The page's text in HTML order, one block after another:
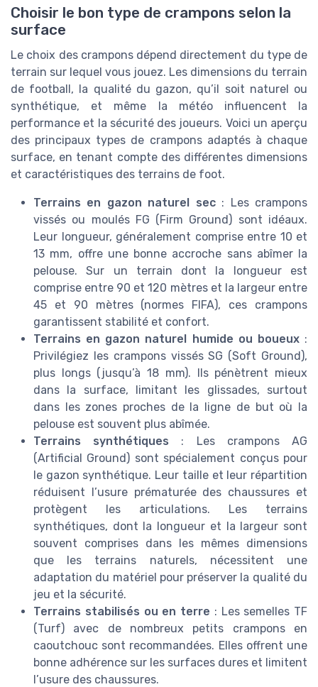
Choisir le bon type de crampons selon la
surface
Le choix des crampons dépend directement du type de
terrain sur lequel vous jouez. Les dimensions du terrain
de football, la qualité du gazon, qu’il soit naturel ou
synthétique, et même la météo influencent la
performance et la sécurité des joueurs. Voici un aperçu
des principaux types de crampons adaptés à chaque
surface, en tenant compte des différentes dimensions
et caractéristiques des terrains de foot.
Terrains en gazon naturel sec: Les crampons
vissés ou moulés FG (Firm Ground) sont idéaux.
Leur longueur, généralement comprise entre 10 et
13 mm, offre une bonne accroche sans abîmer la
pelouse. Sur un terrain dont la longueur est
comprise entre 90 et 120 mètres et la largeur entre
45 et 90 mètres (normes FIFA), ces crampons
garantissent stabilité et confort.
Terrains en gazon naturel humide ou boueux:
Privilégiez les crampons vissés SG (Soft Ground),
plus longs (jusqu’à 18 mm). Ils pénètrent mieux
dans la surface, limitant les glissades, surtout
dans les zones proches de la ligne de but où la
pelouse est souvent plus abîmée.
Terrains synthétiques : Les crampons AG
(Artificial Ground) sont spécialement conçus pour
le gazon synthétique. Leur taille et leur répartition
réduisent l’usure prématurée des chaussures et
protègent les articulations. Les terrains
synthétiques, dont la longueur et la largeur sont
souvent comprises dans les mêmes dimensions
que les terrains naturels, nécessitent une
adaptation du matériel pour préserver la qualité du
jeu et la sécurité.
Terrains stabilisés ou en terre : Les semelles TF
(Turf) avec de nombreux petits crampons en
caoutchouc sont recommandées. Elles offrent une
bonne adhérence sur les surfaces dures et limitent
l’usure des chaussures.